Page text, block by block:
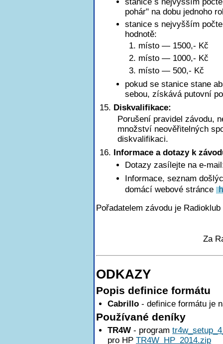
pohár" na dobu jednoho
stanice s nejvyšším
hodnotě:
1. místo — 1500,- Kč
2. místo — 1000,- Kč
3. místo — 500,- Kč
pokud se stanice stane
sebou, získává putovní
Diskvalifikace:
Porušení pravidel závodu,
množství neověřitelných
diskvalifikaci.
Informace a dotazy k
Dotazy zasílejte na e-
Informace, seznam
domácí webové stránce
Pořadatelem závodu je
Za
ODKAZY
Popis definice formátu
Cabrillo - definice formátu je
Používané deníky
TR4W - program
pro HP TR4W_HP_2014.zip